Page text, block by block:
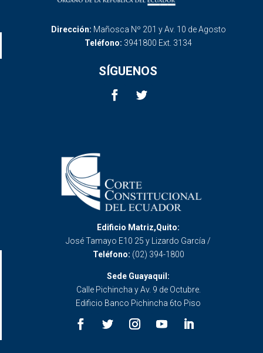
Dirección: Mañosca Nº 201 y Av. 10 de Agosto
Teléfono: 3941800 Ext. 3134
SÍGUENOS
Edificio Matriz,Quito:
José Tamayo E10 25 y Lizardo García /
Teléfono: (02) 394-1800
Sede Guayaquil:
Calle Pichincha y Av. 9 de Octubre.
Edificio Banco Pichincha 6to Piso